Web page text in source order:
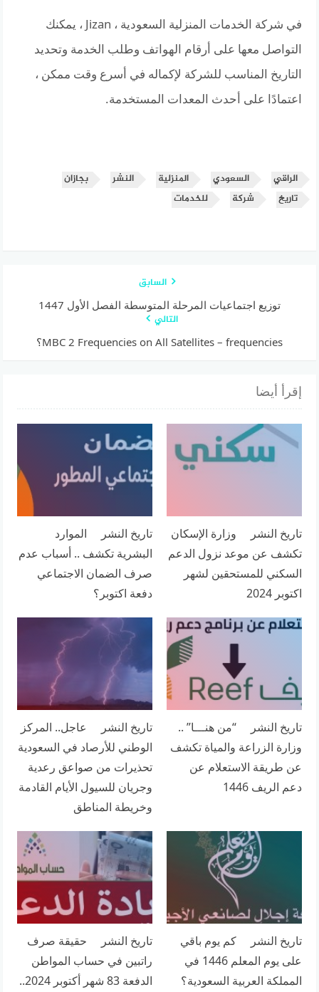
في شركة الخدمات المنزلية السعودية ، Jizan ، يمكنك
التواصل معها على أرقام الهواتف وطلب الخدمة وتحديد
التاريخ المناسب للشركة لإكماله في أسرع وقت ممكن ،
اعتمادًا على أحدث المعدات المستخدمة.
الراقي السعودي المنزلية النشر
بجازان
تاريخ
شركة للخدمات
السابق
توزيع اجتماعيات المرحلة المتوسطة الفصل الأول 1447
التالي
MBC 2 Frequencies on All Satellites – frequencies؟
إقرأ أيضا
تاريخ النشر وزارة الإسكان
تكشف عن موعد نزول الدعم
السكني للمستحقين لشهر
اكتوبر 2024
تاريخ النشر الموارد
البشرية تكشف .. أسباب عدم
صرف الضمان الاجتماعي
دفعة اكتوبر؟
تاريخ النشر “من هنـــا” ..
وزارة الزراعة والمياة تكشف
عن طريقة الاستعلام عن
دعم الريف 1446
تاريخ النشر عاجل.. المركز
الوطني للأرصاد في السعودية
تحذيرات من صواعق رعدية
وجريان للسيول الأيام القادمة
وخريطة المناطق
تاريخ النشر كم يوم باقي
على يوم المعلم 1446 في
المملكة العربية السعودية؟
تاريخ النشر حقيقة صرف
راتبين في حساب المواطن
الدفعة 83 شهر أكتوبر 2024..